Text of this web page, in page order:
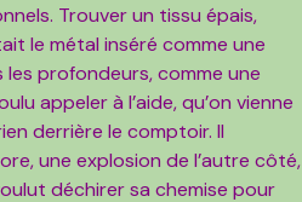
Trouver un tissu épais,
le métal inséré comme une
les profondeurs, comme une
appeler à l’aide, qu’on vienne
derrière le comptoir. Il
une explosion de l’autre côté,
déchirer sa chemise pour